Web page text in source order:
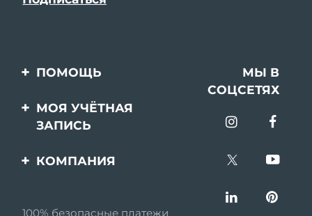
ПОМОЩЬ
Свяжитесь с нами
Заказ и доставка
Гарантия и возврат
Информация о
МЫ В
СОЦСЕТЯХ
МОЯ УЧЁТНАЯ
ЗАПИСЬ
Регистрация продукта
КОМПАНИЯ
100% безопасные платежи